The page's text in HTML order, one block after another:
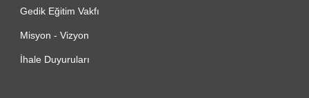
Gedik Eğitim Vakfı
Misyon - Vizyon
İhale Duyuruları